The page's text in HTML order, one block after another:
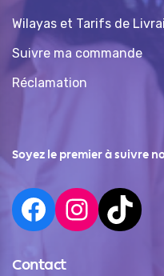
Wilayas et Tarifs de
Suivre ma commande
Réclamation
Soyez le premier à suivre
Contact